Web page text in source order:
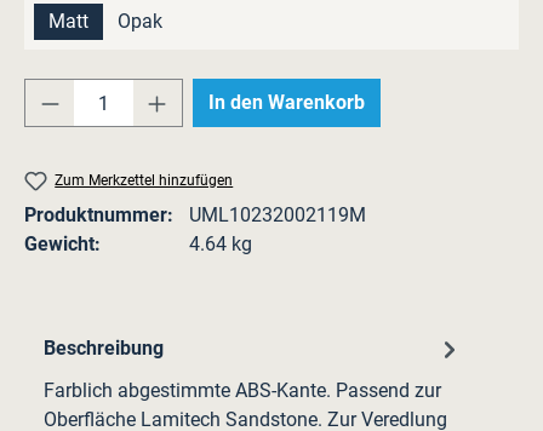
Matt Opak
Produkt Anzahl: Gib den gewünschten
In den Warenkorb
Zum Merkzettel hinzufügen
Produktnummer:
UML10232002119M
Gewicht:
4.64 kg
Beschreibung
Farblich abgestimmte ABS-Kante. Passend zur
Oberfläche Lamitech Sandstone. Zur Veredlung